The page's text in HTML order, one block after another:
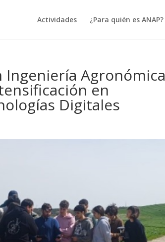
Actividades ¿Para quién es ANAP?
Agronómica
en
Digitales